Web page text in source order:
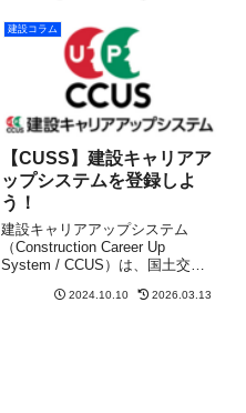
イントは10年間の実務経験。資
格以外で技術力を証明できれば許
可の可能性がグンと上がりま
建設コラム
【CUSS】建設キャリアア
ップシステムを登録しよ
う！
建設キャリアアップシステム
（Construction Career Up
System / CCUS）は、国土交通
働く技能者の資格・社会保険加入
2024.10.10 2026.03.13